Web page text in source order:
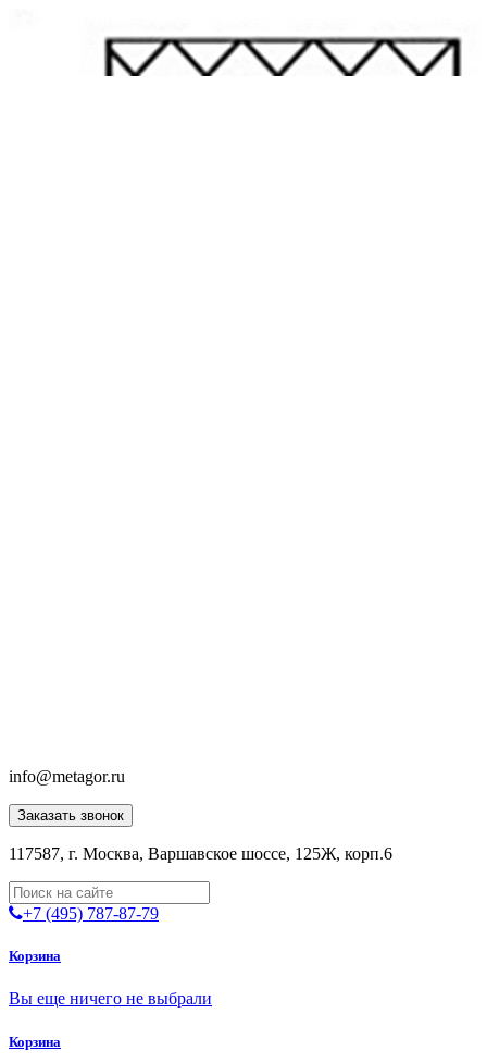
info@metagor.ru
Заказать звонок
117587, г. Москва, Варшавское шоссе, 125Ж, корп.6
+7 (495) 787-87-79
Корзина
Вы еще ничего не выбрали
Корзина